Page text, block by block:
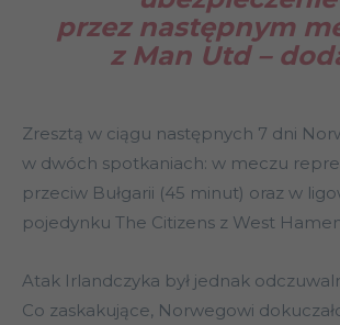
przez następnym
z Man Utd –
Zresztą w ciągu następnych 7 dni
w dwóch spotkaniach: w meczu
przeciw Bułgarii (45 minut) oraz w
pojedynku The Citizens z West
Atak Irlandczyka był jednak
Co zaskakujące, Norwegowi